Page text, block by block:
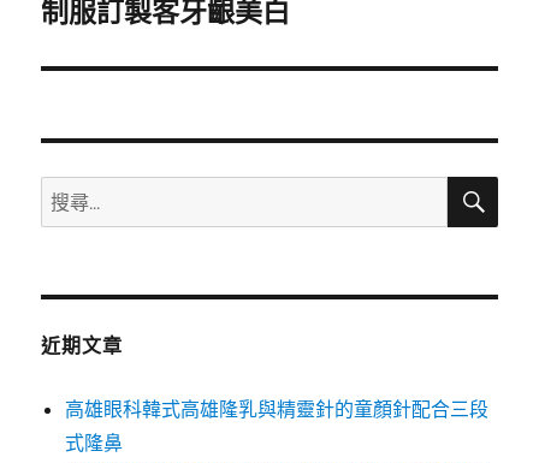
一
文
制服訂製客牙齦美白
搜
尋
鍵
搜
近期文章
高雄眼科韓式高雄隆乳與精靈針的童顏針配合三段
式隆鼻